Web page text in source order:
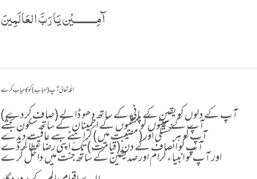
آمِـــــــــيْن يَا رَبَّ العَالَمِينَ
اللّٰہ تعالیٰ آپ (احباب) کو کامیاب کرے
آپ کے دلوں کو یقین کے پانی کے ساتھ دھو ڈالے (صاف کردے)
آپ کے سینوں کو متقیوں کے اطمینان کے ساتھ سکون بخشے
آپ کو ہر خستگی اور (مصیبت میں) کراہنے سے عافیت دیدے
آپ کو انصاف کے دن (قیامت) تک اپنی رضا عطا کردے
اور آپ کو انبیاء کرام اور صدیقین کے ساتھ جنت میں داخل کرے